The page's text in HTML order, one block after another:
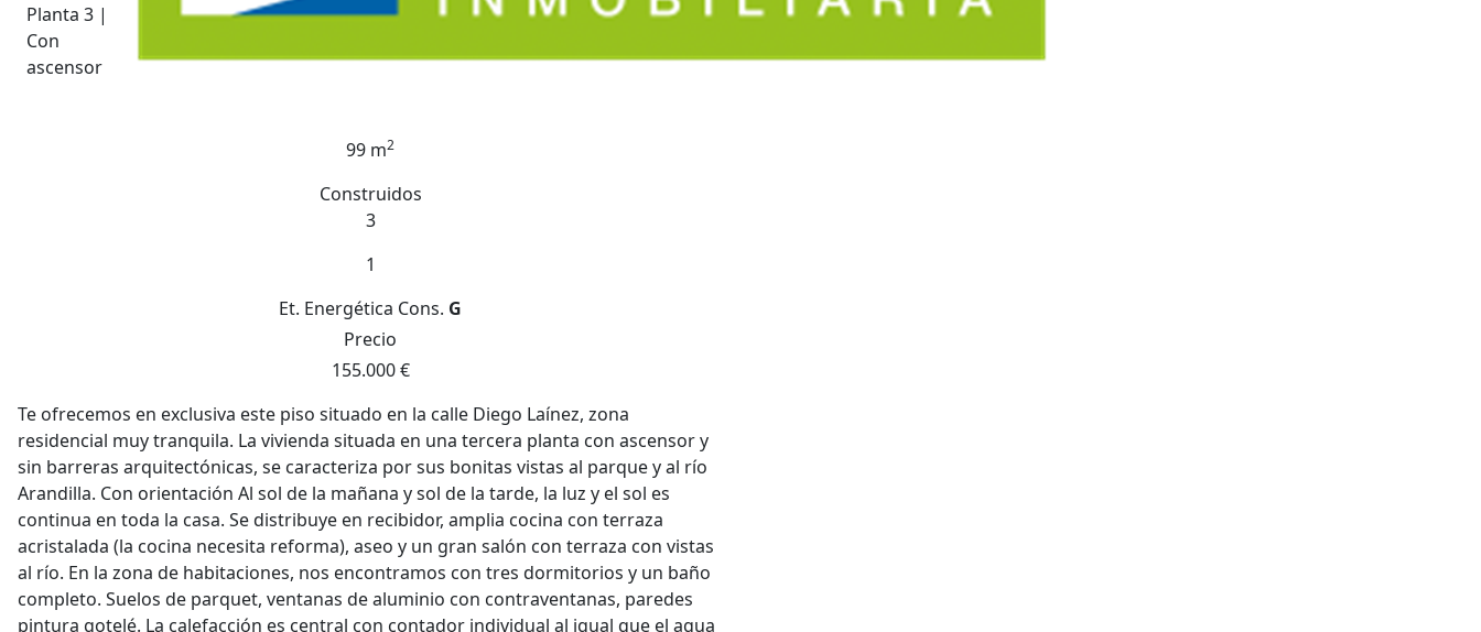
Planta 3 |
Con
ascensor
99 m2
Construidos
3
1
Et. Energética Cons. G
Precio
155.000 €
Te ofrecemos en exclusiva este piso situado en la calle Diego Laínez, zona
residencial muy tranquila. La vivienda situada en una tercera planta con ascensor y
sin barreras arquitectónicas, se caracteriza por sus bonitas vistas al parque y al río
Arandilla. Con orientación Al sol de la mañana y sol de la tarde, la luz y el sol es
continua en toda la casa. Se distribuye en recibidor, amplia cocina con terraza
acristalada (la cocina necesita reforma), aseo y un gran salón con terraza con vistas
al río. En la zona de habitaciones, nos encontramos con tres dormitorios y un baño
completo. Suelos de parquet, ventanas de aluminio con contraventanas, paredes
pintura gotelé. La calefacción es central con contador individual al igual que el agua